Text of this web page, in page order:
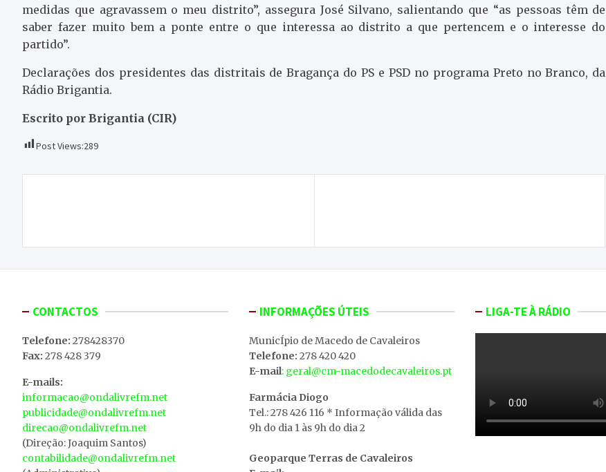
medidas que agravassem o meu distrito”, assegura José Silvano, salientando que “as pessoas têm de
saber fazer muito bem a ponte entre o que interessa ao distrito a que pertencem e o interesse do
partido”.
Declarações dos presidentes das distritais de Bragança do PS e PSD no programa Preto no Branco, da
Rádio Brigantia.
Escrito por Brigantia (CIR)
Post Views:289
artigos
CONTACTOS
Telefone: 278428370
Fax: 278 428 379
E-mails:
informacao@ondalivrefm.net
publicidade@ondalivrefm.net
direcao@ondalivrefm.net
(Direção: Joaquim Santos)
contabilidade@ondalivrefm.net
INFORMAÇÕES ÚTEIS
MunicÍpio de Macedo de Cavaleiros
Telefone: 278 420 420
E-mail: geral@cm-macedodecavaleiros.pt
Farmácia Diogo
Tel.: 278 426 116 * Informação válida das
9h do dia 1 às 9h do dia 2
Geoparque Terras de Cavaleiros
LIGA-TE À RÁDIO